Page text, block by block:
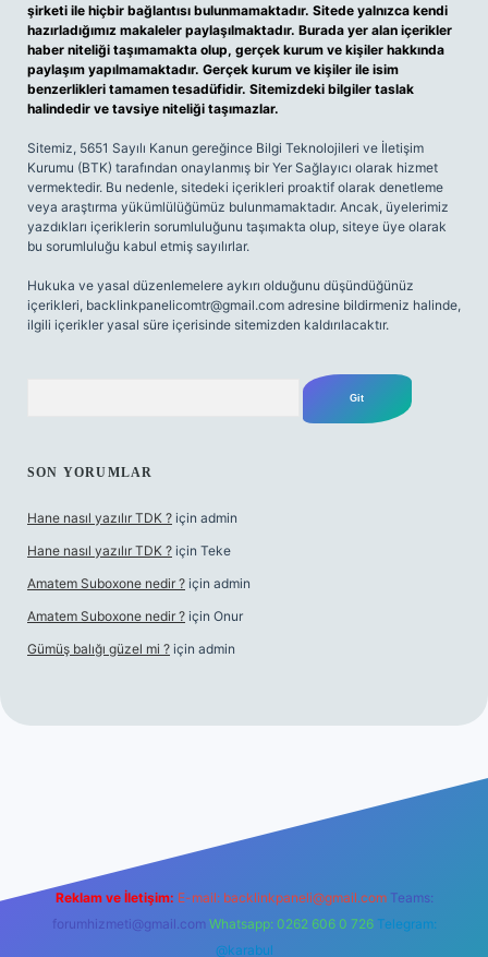
şirketi ile hiçbir bağlantısı bulunmamaktadır. Sitede yalnızca kendi
hazırladığımız makaleler paylaşılmaktadır. Burada yer alan içerikler
haber niteliği taşımamakta olup, gerçek kurum ve kişiler hakkında
paylaşım yapılmamaktadır. Gerçek kurum ve kişiler ile isim
benzerlikleri tamamen tesadüfidir. Sitemizdeki bilgiler taslak
halindedir ve tavsiye niteliği taşımazlar.
Sitemiz, 5651 Sayılı Kanun gereğince Bilgi Teknolojileri ve İletişim
Kurumu (BTK) tarafından onaylanmış bir Yer Sağlayıcı olarak hizmet
vermektedir. Bu nedenle, sitedeki içerikleri proaktif olarak denetleme
veya araştırma yükümlülüğümüz bulunmamaktadır. Ancak, üyelerimiz
yazdıkları içeriklerin sorumluluğunu taşımakta olup, siteye üye olarak
bu sorumluluğu kabul etmiş sayılırlar.
Hukuka ve yasal düzenlemelere aykırı olduğunu düşündüğünüz
içerikleri, backlinkpanelicomtr@gmail.com adresine bildirmeniz halinde,
ilgili içerikler yasal süre içerisinde sitemizden kaldırılacaktır.
SON YORUMLAR
Hane nasıl yazılır TDK ? için admin
Hane nasıl yazılır TDK ? için Teke
Amatem Suboxone nedir ? için admin
Amatem Suboxone nedir ? için Onur
Gümüş balığı güzel mi ? için admin
Reklam ve İletişim: E-mail: backlinkpaneli@gmail.com Teams:
forumhizmeti@gmail.com Whatsapp: 0262 606 0 726 Telegram:
@karabul